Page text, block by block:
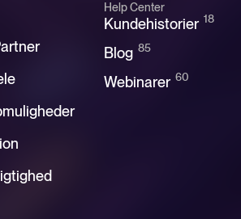
Help Center
Kundehistorier 18
Blog 85
Webinarer 60